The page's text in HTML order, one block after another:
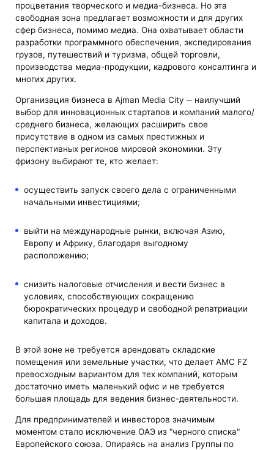
процветания творческого и медиа-бизнеса. Но эта
свободная зона предлагает возможности и для других
сфер бизнеса, помимо медиа. Она охватывает области
разработки программного обеспечения, экспедирования
грузов, путешествий и туризма, общей торговли,
производства медиа-продукции, кадрового консалтинга и
многих других.
Организация бизнеса в Ajman Media City ‒ наилучший
выбор для инновационных стартапов и компаний малого/
среднего бизнеса, желающих расширить свое
присутствие в одном из самых престижных и
перспективных регионов мировой экономики. Эту
фризону выбирают те, кто желает:
осуществить запуск своего дела с ограниченными
начальными инвестициями;
выйти на международные рынки, включая Азию,
Европу и Африку, благодаря выгодному
расположению;
снизить налоговые отчисления и вести бизнес в
условиях, способствующих сокращению
бюрократических процедур и свободной репатриации
капитала и доходов.
В этой зоне не требуется арендовать складские
помещения или земельные участки, что делает AMC FZ
превосходным вариантом для тех компаний, которым
достаточно иметь маленький офис и не требуется
большая площадь для ведения бизнес-деятельности.
Для предпринимателей и инвесторов значимым
моментом стало исключение ОАЭ из "черного списка"
Европейского союза. Опираясь на анализ Группы по